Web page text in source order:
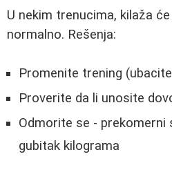
U nekim trenucima, kilaža
normalno. Rešenja:
Promenite trening
Proverite da li unosite
Odmorite se -
gubitak kilograma